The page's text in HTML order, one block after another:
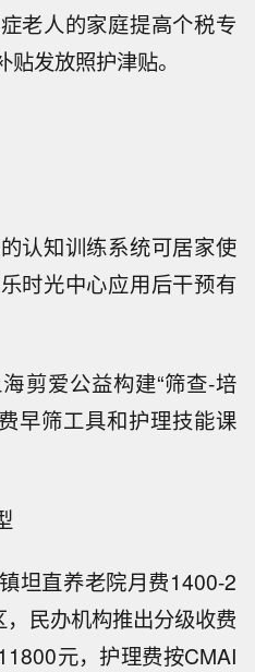
老人的家庭提高个税专
发放照护津贴。
认知训练系统可居家使
时光中心应用后干预有
剪爱公益构建“筛查-培
早筛工具和护理技能课
坦直养老院月费1400-2
民办机构推出分级收费
元，护理费按CMAI